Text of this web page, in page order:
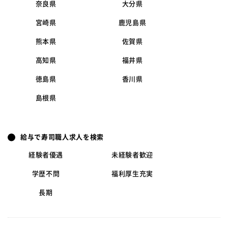
奈良県 大分県
宮崎県 鹿児島県
熊本県 佐賀県
高知県 福井県
徳島県 香川県
島根県
給与で寿司職人求人を検索
経験者優遇 未経験者歓迎
学歴不問 福利厚生充実
長期